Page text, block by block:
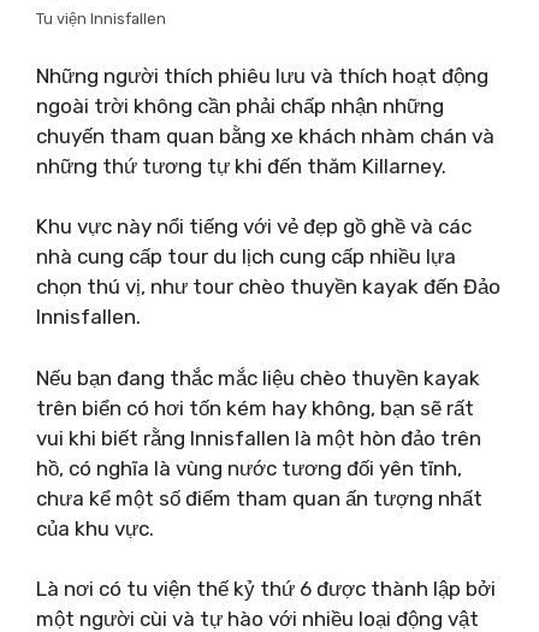
Tu viện Innisfallen
Những người thích phiêu lưu và thích hoạt động
ngoài trời không cần phải chấp nhận những
chuyến tham quan bằng xe khách nhàm chán và
những thứ tương tự khi đến thăm Killarney.
Khu vực này nổi tiếng với vẻ đẹp gồ ghề và các
nhà cung cấp tour du lịch cung cấp nhiều lựa
chọn thú vị, như tour chèo thuyền kayak đến Đảo
Innisfallen.
Nếu bạn đang thắc mắc liệu chèo thuyền kayak
trên biển có hơi tốn kém hay không, bạn sẽ rất
vui khi biết rằng Innisfallen là một hòn đảo trên
hồ, có nghĩa là vùng nước tương đối yên tĩnh,
chưa kể một số điểm tham quan ấn tượng nhất
của khu vực.
Là nơi có tu viện thế kỷ thứ 6 được thành lập bởi
một người cùi và tự hào với nhiều loại động vật